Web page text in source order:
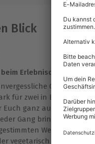
Blick
Erlebnisdinner im
für zwei in Bensheim.
ganz auf Duft und
Gang bringt eine
Weinen und
vegetarisch – hier ist für